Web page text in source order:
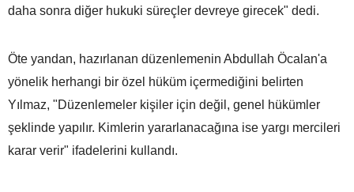
daha sonra diğer hukuki süreçler devreye girecek" dedi.
Öte yandan, hazırlanan düzenlemenin Abdullah Öcalan'a
yönelik herhangi bir özel hüküm içermediğini belirten
Yılmaz, "Düzenlemeler kişiler için değil, genel hükümler
şeklinde yapılır. Kimlerin yararlanacağına ise yargı mercileri
karar verir" ifadelerini kullandı.